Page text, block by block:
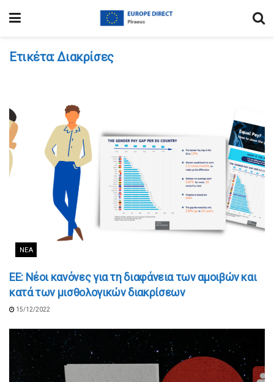
Ετικέτα:Διακρίσες
ΝΈΑ
ΕΕ: Νέοι κανόνες για τη διαφάνεια των αμοιβών και
κατά των μισθολογικών διακρίσεων
15/12/2022